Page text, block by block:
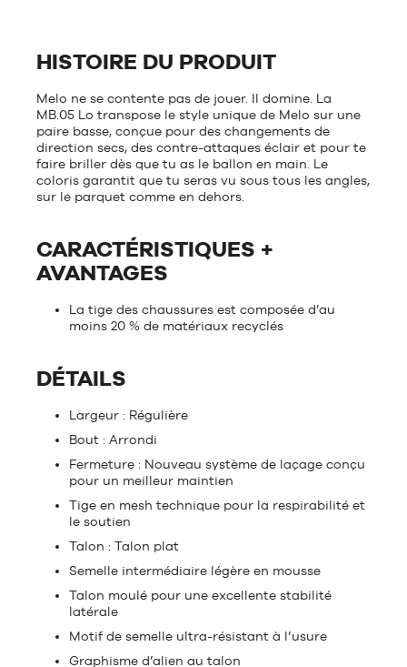
HISTOIRE DU PRODUIT
Melo ne se contente pas de jouer. Il domine. La
MB.05 Lo transpose le style unique de Melo sur une
paire basse, conçue pour des changements de
direction secs, des contre-attaques éclair et pour te
faire briller dès que tu as le ballon en main. Le
coloris garantit que tu seras vu sous tous les angles,
sur le parquet comme en dehors.
CARACTÉRISTIQUES +
AVANTAGES
La tige des chaussures est composée d’au
moins 20 % de matériaux recyclés
DÉTAILS
Largeur : Régulière
Bout : Arrondi
Fermeture : Nouveau système de laçage conçu
pour un meilleur maintien
Tige en mesh technique pour la respirabilité et
le soutien
Talon : Talon plat
Semelle intermédiaire légère en mousse
Talon moulé pour une excellente stabilité
latérale
Motif de semelle ultra-résistant à l’usure
Graphisme d’alien au talon